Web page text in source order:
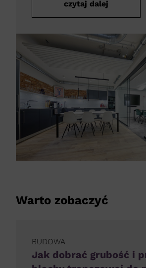
czytaj dalej
Warto zobaczyć
BUDOWA
Jak dobrać grubość i